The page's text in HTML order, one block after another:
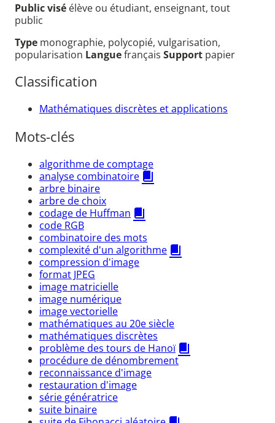
Public visé élève ou étudiant, enseignant, tout
public
Type monographie, polycopié, vulgarisation,
popularisation Languefrançais Support papier
Classification
Mathématiques discrètes et applications
Mots-clés
algorithme de comptage
analyse combinatoire
arbre binaire
arbre de choix
codage de Huffman
code RGB
combinatoire des mots
complexité d'un algorithme
compression d'image
format JPEG
image matricielle
image numérique
image vectorielle
mathématiques au 20e siècle
mathématiques discrètes
problème des tours de Hanoï
procédure de dénombrement
reconnaissance d'image
restauration d'image
série génératrice
suite binaire